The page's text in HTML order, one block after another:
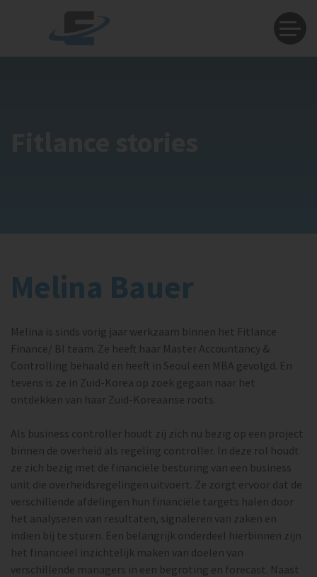
Melina Bauer
Melina is sinds vorig jaar werkzaam binnen het Fitlance
Finance/ BI team. Ze heeft haar Master Accountancy &
Controlling behaald en heeft in Seoul een MBA gevolgd. En
tevens is ze in Zuid-Korea op zoek gegaan naar het
ontdekken van haar Zuid-Koreaanse roots.
Als business controller houdt zij zich nu bezig op een project
binnen de overheid als regeling controller. In deze rol houdt
ze zich bezig met de financiële besturing van een business
unit die overheidsregelingen uitvoert. Ze zorgt ervoor dat de
verschillende afdelingen hun financiële targets halen door
het analyseren van resultaten, signaleren van zaken en
indien bij te sturen. Een belangrijk onderdeel hierbinnen zijn
het financieel inzichtelijk maken van doelen van
verschillende managers in een begroting en forecast. Naast